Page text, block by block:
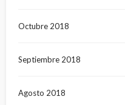
Octubre 2018
Septiembre 2018
Agosto 2018